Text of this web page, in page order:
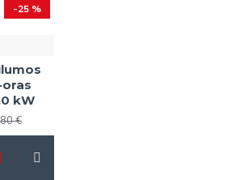
-25 %
kW
€